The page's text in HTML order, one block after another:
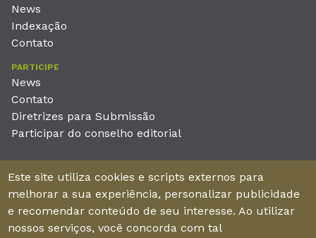
News
Indexação
Contato
PARTICIPE
News
Contato
Diretrizes para Submissão
Participar do conselho editorial
Unieducar Inteligência Educacional Ltda
CNPJ: 05.569.970/0001-26
Av. Desembargador Moreira, No. 2001 – 11º andar - Bairro
Aldeota
Este site utiliza cookies e scripts externos para
melhorar a sua experiência, personalizar publicidade
e recomendar conteúdo de seu interesse. Ao utilizar
nossos serviços, você concorda com tal